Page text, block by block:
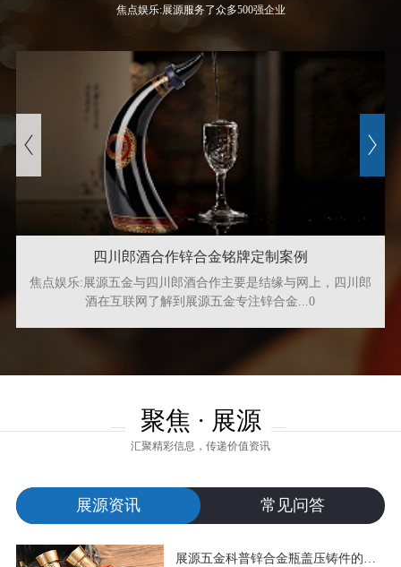
焦点娱乐:展源服务了众多500强企业
四川郎酒合作锌合金铭牌定制案例
焦点娱乐:展源五金与四川郎酒合作主要是结缘与网上，四川郎
酒在互联网了解到展源五金专注锌合金...0
聚焦 · 展源
汇聚精彩信息，传递价值资讯
展源资讯 常见问答
展源五金科普锌合金瓶盖压铸件的优点